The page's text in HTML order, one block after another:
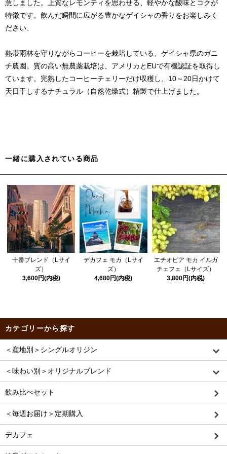
意しました。上質なレモンティを思わせる、軽やかな酸味とコクが
特徴です。飲んだ瞬間に広がる豊かなゲイシャの香りをお楽しみく
ださい、
熱帯雨林を守りながらコーヒーを栽培している、ゲイシャ県のガニ
チ農園。質の高い無農薬栽培は、アメリカとEUで有機認証を取得し
ています。完熟したコーヒーチェリーだけ収穫し、10～20日かけて
天日干しするナチュラル（自然乾燥式）精製で仕上げました。
一緒に購入されている商品
十番ブレンド（Lサイ
ズ）
3,600円(内税)
デカフェ モカ（Lサイ
ズ）
4,680円(内税)
エチオピア モカ イルガ
チェフェ（Lサイズ）
3,800円(内税)
カテゴリーから探す
＜産地別＞シングルオリジン
＜味わい別＞オリジナルブレンド
飲み比べセット
＜毎週お届け＞定期購入
デカフェ